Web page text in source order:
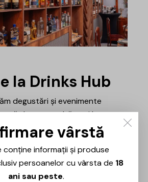
la Drinks Hub
degustări și evenimente
să descopere băuturi bune
Fiecare întâlnire este o
spumante sau alte băuturi
și explicate pe scurt pentru a
originea și caracterul fiecăruia.
vârstă
informații și produse
persoanelor cu vârsta de 18
ani sau peste.